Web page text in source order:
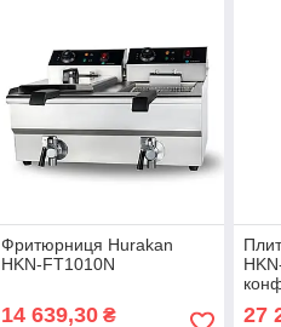
Фритюрниця Hurakan
HKN-FT1010N
14 639,30₴ 27